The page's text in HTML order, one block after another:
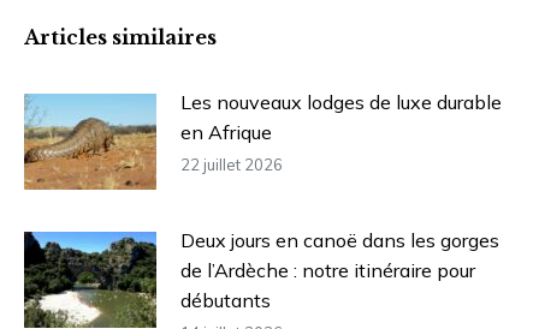
Articles similaires
Les nouveaux lodges de luxe durable
en Afrique
22 juillet 2026
Deux jours en canoë dans les gorges
de l’Ardèche : notre itinéraire pour
débutants